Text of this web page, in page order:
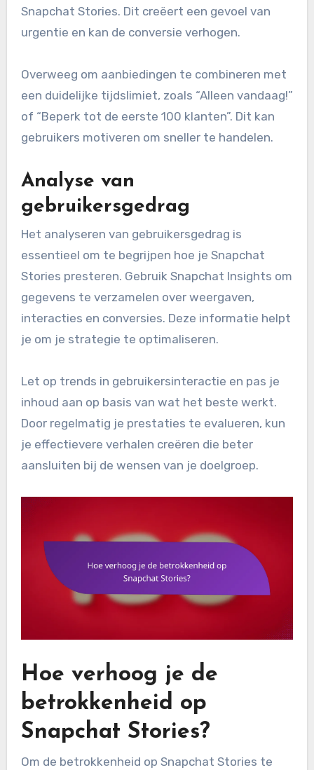
Snapchat Stories. Dit creëert een gevoel van
urgentie en kan de conversie verhogen.
Overweeg om aanbiedingen te combineren met
een duidelijke tijdslimiet, zoals “Alleen vandaag!”
of “Beperk tot de eerste 100 klanten”. Dit kan
gebruikers motiveren om sneller te handelen.
Analyse van
gebruikersgedrag
Het analyseren van gebruikersgedrag is
essentieel om te begrijpen hoe je Snapchat
Stories presteren. Gebruik Snapchat Insights om
gegevens te verzamelen over weergaven,
interacties en conversies. Deze informatie helpt
je om je strategie te optimaliseren.
Let op trends in gebruikersinteractie en pas je
inhoud aan op basis van wat het beste werkt.
Door regelmatig je prestaties te evalueren, kun
je effectievere verhalen creëren die beter
aansluiten bij de wensen van je doelgroep.
Hoe verhoog je de
betrokkenheid op
Snapchat Stories?
Om de betrokkenheid op Snapchat Stories te